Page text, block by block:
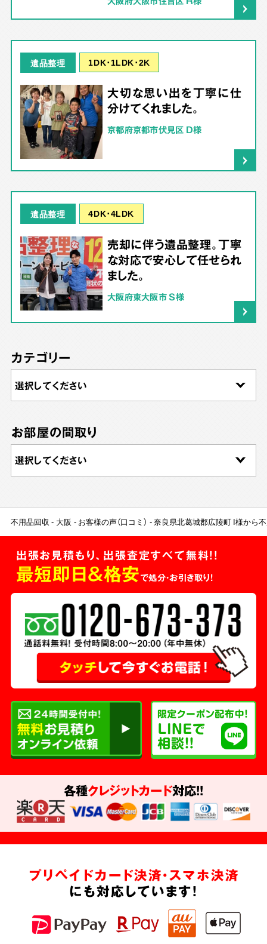
遺品整理 1DK･1LDK･2K
大切な思い出を丁寧に仕
分けてくれました。
京都府京都市伏見区 D様
遺品整理 4DK･4LDK
売却に伴う遺品整理。丁寧
な対応で安心して任せられ
ました。
大阪府東大阪市 S様
カテゴリー
お部屋の間取り
不用品回収 大阪 お客様の声（口コミ） 奈良県北葛城郡広陵町 I様から
出張お見積もり、出張査定すべて無料!!
最短即日＆格安で処分・お引き取り！
各種クレジットカード対応!!
プリペイドカード決済・スマホ決済
にも対応しています!